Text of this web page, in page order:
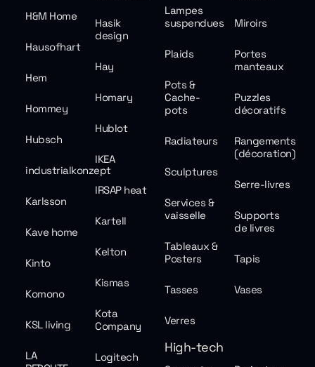
H&M Home
Hasik
design
Hausofhart
Hay
Hem
Homary
Hommey
Hublot
Hubsch
IKEA
industrialkonzept
IRSAP heat
Karlsson
Kartell
Kave home
Kelton
Kinto
Kismas
Komono
Kota
Company
KSL living
LA
Logitech
Lampes
suspendues
Miroirs
Plaids
Portes
manteaux
Pots &
Cache-
pots
Puzzles
décoratifs
Radiateurs
Rangements
(décoration)
Sculptures
Serre-livres
Services &
vaisselle
Supports
de livres
Tableaux &
Posters
Tapis
Tasses Vases
Verres
High-tech